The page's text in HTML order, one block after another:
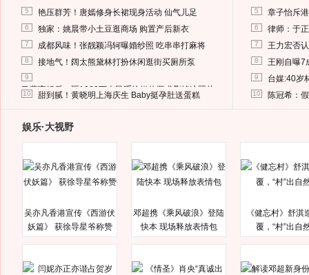
5 艳压群芳！唐嫣修身长裙现身活动 仙气儿足
6 独家：姚晨带小土豆逛商场 购置产后新衣
7 成都风味！张靓颖冯轲曝婚纱照 吃串串打麻将
8 接地气！阔太熊黛林打扮休闲逛街买厕所泵
9
马蓉离婚后，砸1000万人民币给媒体要求删掉这照片
10 甜到腻！黄晓明上海庆生 Baby挺孕肚送蛋糕
5 章子怡斥
6 律师：于
7 王力宏否
8 王刚自曝7
9 台媒:40岁
10 陈冠希：
娱乐·大视野
吴亦凡香港宣传《西游伏
妖篇》 获徐导星爷称赞
邓超携《乘风破浪》登陆
快本 现场释放表情包
《健忘村》舒淇
覆，“村”出自